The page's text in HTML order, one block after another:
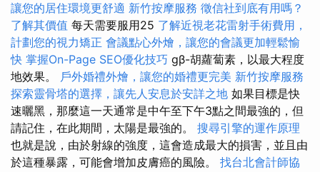
讓您的居住環境更舒適 新竹按摩服務 徵信社到底有用嗎？
了解其價值 每天需要服用25 了解近視老花雷射手術費用，
計劃您的視力矯正 會議點心外燴，讓您的會議更加輕鬆愉
快 掌握On-Page SEO優化技巧 gβ-胡蘿蔔素，以最大程度
地效果。 戶外婚禮外燴，讓您的婚禮更完美 新竹按摩服務
探索靈骨塔的選擇，讓先人安息於安詳之地 如果目標是快
速曬黑，那麼這一天通常是中午至下午3點之間最強的，但
請記住，在此期間，太陽是最強的。 搜尋引擎的運作原理
也就是說，由於射線的強度，這會造成最大的損害，並且由
於這種暴露，可能會增加皮膚癌的風險。 找台北會計師協